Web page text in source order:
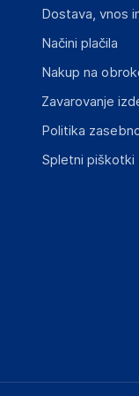
na embalaži
Dostava, vnos
Načini plačila
Nakup na
Zavarovanje
Politika
Spletni piškotki